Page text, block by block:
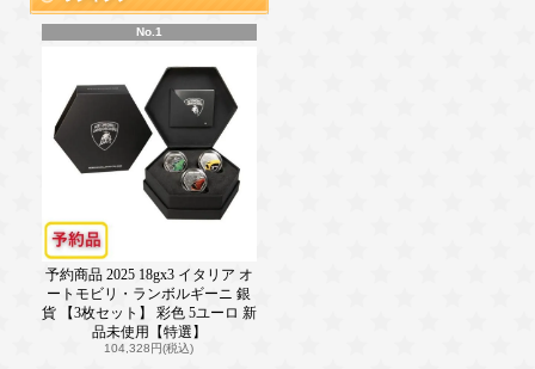
No.1
予約商品 2025 18gx3 イタリア オ
ートモビリ・ランボルギーニ 銀
貨 【3枚セット】 彩色 5ユーロ 新
品未使用【特選】
104,328円(税込)